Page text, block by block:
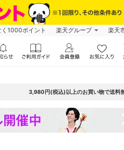
1000ポイント 楽天グループ 楽天
3,980円(税込)以上のお買い物で送料